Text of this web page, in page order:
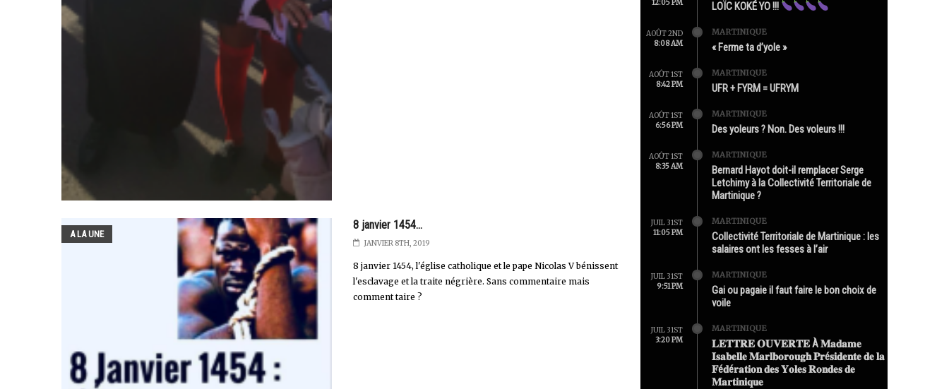
A LA UNE
8 janvier 1454...
JANVIER 8TH, 2019
8 janvier 1454, l'église catholique et le pape Nicolas V bénissent
l'esclavage et la traite négrière. Sans commentaire mais
comment taire ?
12:05 PM
LOÏC KOKÉ YO !!!
AOÛT 2ND
8:08 AM
MARTINIQUE
« Ferme ta d’yole »
AOÛT 1ST
8:42 PM
MARTINIQUE
UFR + FYRM = UFRYM
AOÛT 1ST
6:56 PM
MARTINIQUE
Des yoleurs ? Non. Des voleurs !!!
AOÛT 1ST
8:35 AM
MARTINIQUE
Bernard Hayot doit-il remplacer Serge
Letchimy à la Collectivité Territoriale de
Martinique ?
JUIL 31ST
11:05 PM
MARTINIQUE
Collectivité Territoriale de Martinique : les
salaires ont les fesses à l’air
JUIL 31ST
9:51 PM
MARTINIQUE
Gai ou pagaie il faut faire le bon choix de
voile
JUIL 31ST
3:20 PM
MARTINIQUE
𝐋𝐄𝐓𝐓𝐑𝐄 𝐎𝐔𝐕𝐄𝐑𝐓𝐄 À 𝐌𝐚𝐝𝐚𝐦𝐞
𝐈𝐬𝐚𝐛𝐞𝐥𝐥𝐞 𝐌𝐚𝐫𝐥𝐛𝐨𝐫𝐨𝐮𝐠𝐡 𝐏𝐫é𝐬𝐢𝐝𝐞𝐧𝐭𝐞 𝐝𝐞 𝐥𝐚
𝐅é𝐝é𝐫𝐚𝐭𝐢𝐨𝐧 𝐝𝐞𝐬 𝐘𝐨𝐥𝐞𝐬 𝐑𝐨𝐧𝐝𝐞𝐬 𝐝𝐞
𝐌𝐚𝐫𝐭𝐢𝐧𝐢𝐪𝐮𝐞